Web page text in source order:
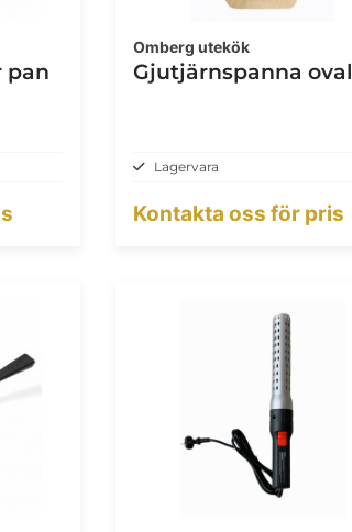
pan
Omberg utekök
Gjutjärnspanna oval
Lagervara
Kontakta oss för pris